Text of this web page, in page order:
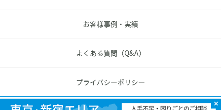
お客様事例・実績
よくある質問（Q&A）
プライバシーポリシー